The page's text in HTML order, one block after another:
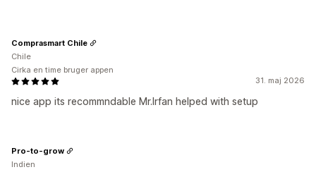
31. maj 2026
nice app its recommndable Mr.Irfan helped with setup
Comprasmart Chile
Chile
Cirka en time bruger appen
Pro-to-grow
Indien